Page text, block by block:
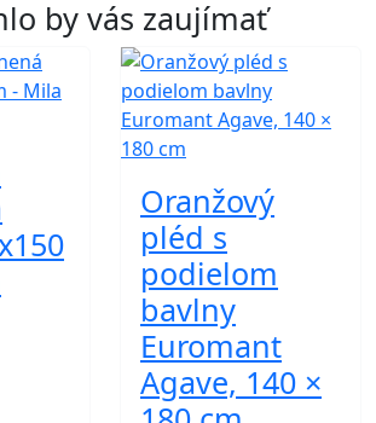
by vás zaujímať
Oranžový
pléd s
podielom
bavlny
Euromant
Agave, 140 ×